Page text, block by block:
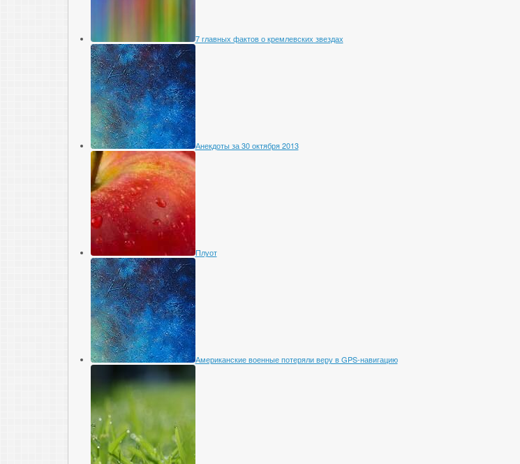
7 главных фактов о кремлевских звездах
Анекдоты за 30 октября 2013
Плуот
Американские военные потеряли веру в GPS-навигацию